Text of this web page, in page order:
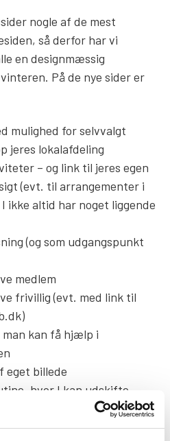
nogle af de mest
så derfor har vi
en designmæssig
På de nye sider er
mulighed for selvvalgt
jeres lokalafdeling
– og link til jeres egen
(evt. til arrangementer i
ikke altid har noget liggende
(og som udgangspunkt
medlem
frivillig (evt. med link til
man kan få hjælp i
eget billede
hvor I kan udskifte